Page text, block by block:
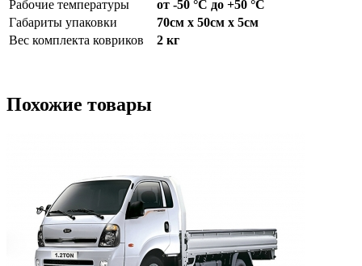
Рабочие температуры
от -50 °С до +50 °С
Габариты упаковки
70см x 50см x 5см
Вес комплекта ковриков
2 кг
Похожие товары